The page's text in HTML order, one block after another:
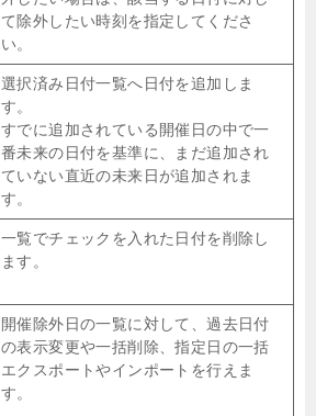
て除外したい時刻を指定してくださ
い。
選択済み日付一覧へ日付を追加しま
す。
すでに追加されている開催日の中で一
番未来の日付を基準に、まだ追加され
ていない直近の未来日が追加されま
す。
一覧でチェックを入れた日付を削除し
ます。
開催除外日の一覧に対して、過去日付
の表示変更や一括削除、指定日の一括
エクスポートやインポートを行えま
す。